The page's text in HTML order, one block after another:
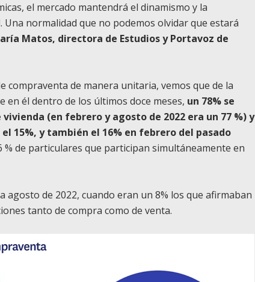
el mercado mantendrá el dinamismo y la
normalidad que no podemos olvidar que estará
Matos, directora de Estudios y Portavoz de
compraventa de manera unitaria, vemos que de la
él dentro de los últimos doce meses, un 78% se
(en febrero y agosto de 2022 era un 77 %) y
15%, y también el 16% en febrero del pasado
de particulares que participan simultáneamente en
agosto de 2022, cuando eran un 8% los que afirmaban
tanto de compra como de venta.